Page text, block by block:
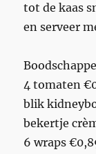
tot de kaas
en serveer
4 tomaten
blik
bekertje
6 wraps